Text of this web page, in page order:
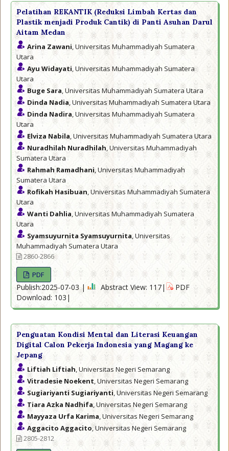
Pelatihan REKANTIK (Reduksi Limbah Kertas dan
Plastik menjadi Produk Cantik) di Panti Asuhan Darul
Aitam Medan
Arina Zawani , Universitas Muhammadiyah Sumatera
Utara
Ayu Widayati , Universitas Muhammadiyah Sumatera
Utara
Buge Sara , Universitas Muhammadiyah Sumatera Utara
Dinda Nadia, Universitas Muhammadiyah Sumatera Utara
Dinda Nadira , Universitas Muhammadiyah Sumatera
Utara
Elviza Nabila , Universitas Muhammadiyah Sumatera Utara
Nuradhilah Nuradhilah , Universitas Muhammadiyah
Sumatera Utara
Rahmah Ramadhani, Universitas Muhammadiyah
Sumatera Utara
Rofikah Hasibuan , Universitas Muhammadiyah Sumatera
Utara
Wanti Dahlia , Universitas Muhammadiyah Sumatera
Utara
Syamsuyurnita Syamsuyurnita , Universitas
Muhammadiyah Sumatera Utara
2860-2866
PDF
Publish:2025-07-03 | Abstract View: 117|
PDF
Download: 103|
Penguatan Kondisi Mental dan Literasi Keuangan
Digital Calon Pekerja Indonesia yang Magang ke
Jepang
Liftiah Liftiah , Universitas Negeri Semarang
Vitradesie Noekent , Universitas Negeri Semarang
Sugiariyanti Sugiariyanti , Universitas Negeri Semarang
Tiara Azka Nadhifa, Universitas Negeri Semarang
Mayyaza Urfa Karima , Universitas Negeri Semarang
Aggacito Aggacito, Universitas Negeri Semarang
2805-2812